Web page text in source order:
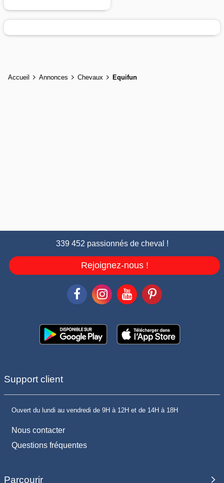
Accueil Annonces Chevaux Equifun
339 452 passionnés de cheval !
Rejoignez-nous !
Support client
Ouvert du lundi au vendredi de 9H à 12H et de 14H à 18H
Nous contacter
Questions fréquentes
Parcourir